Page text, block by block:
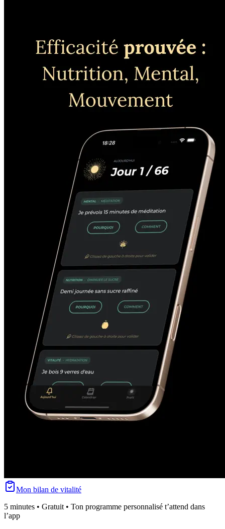
Mon bilan de vitalité
5 minutes • Gratuit • Ton programme personnalisé t’attend dans
l’app